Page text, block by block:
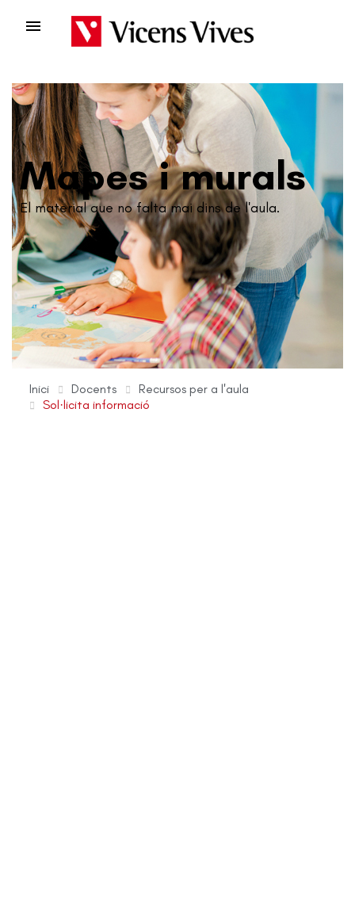

Mapes i murals
El material que no falta mai dins de l'aula.
Inici Docents
Recursos per a l'aula
Sol·licita informació